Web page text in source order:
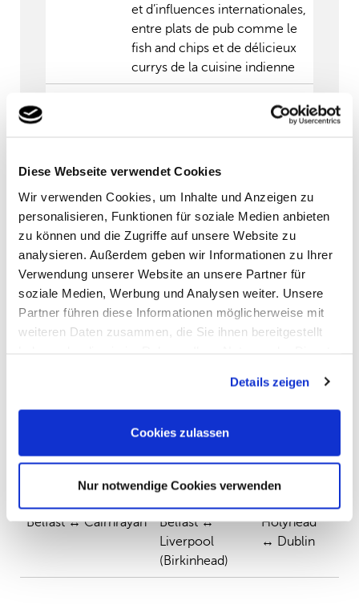
Diese Webseite verwendet Cookies
Wir verwenden Cookies, um Inhalte und Anzeigen zu
personalisieren, Funktionen für soziale Medien anbieten
zu können und die Zugriffe auf unsere Website zu
analysieren. Außerdem geben wir Informationen zu Ihrer
Verwendung unserer Website an unsere Partner für
soziale Medien, Werbung und Analysen weiter. Unsere
Partner führen diese Informationen möglicherweise mit
weiteren Daten zusammen, die Sie ihnen bereitgestellt
Cookies, wenn Sie unsere Webseite weiterhin nutzen.
Details zeigen
Cookies zulassen
Nur notwendige Cookies verwenden
et d’influences internationales,
entre plats de pub comme le
fish and chips et de délicieux
currys de la cuisine indienne
Stonehenge ou les thermes
Compagnies maritimes et routes
vers/depuis la Grande-Bretagne
Mer d’Irlande:
Belfast ↔ Cairnrayan
Belfast ↔
Liverpool
(Birkinhead)
Holyhead
↔ Dublin